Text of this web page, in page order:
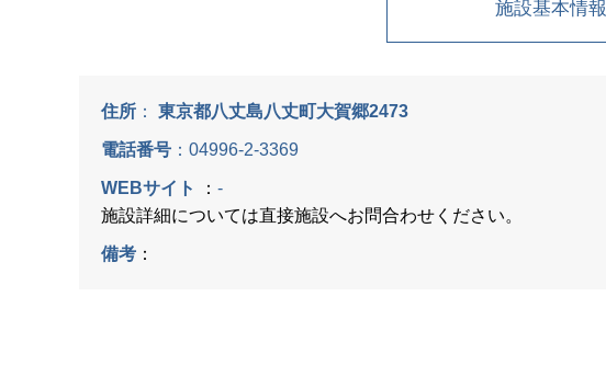
施設基本情報
住所 ： 東京都八丈島八丈町大賀郷2473
電話番号 ： 04996-2-3369
WEBサイト ： -
施設詳細については直接施設へお問合わせください。
備考 ：